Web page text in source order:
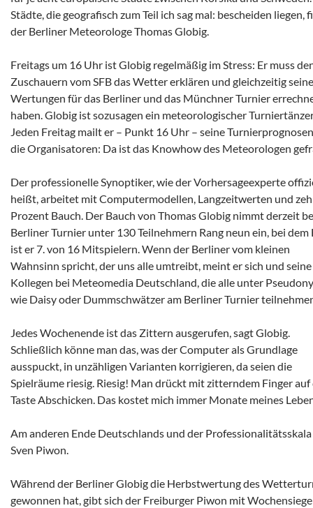
Städte, die geografisch zum Teil ich sag mal: bescheiden liegen,
der Berliner Meteorologe Thomas Globig.
Freitags um 16 Uhr ist Globig regelmäßig im Stress: Er muss
Zuschauern vom SFB das Wetter erklären und gleichzeitig seine
Wertungen für das Berliner und das Münchner Turnier
haben. Globig ist sozusagen ein meteorologischer
Jeden Freitag mailt er – Punkt 16 Uhr – seine
die Organisatoren: Da ist das Knowhow des Meteorologen
Der professionelle Synoptiker, wie der Vorhersageexperte
heißt, arbeitet mit Computermodellen, Langzeitwerten und
Prozent Bauch. Der Bauch von Thomas Globig nimmt derzeit
Berliner Turnier unter 130 Teilnehmern Rang neun ein, bei dem
ist er 7. von 16 Mitspielern. Wenn der Berliner vom kleinen
Wahnsinn spricht, der uns alle umtreibt, meint er sich und
Kollegen bei Meteomedia Deutschland, die alle unter
wie Daisy oder Dummschwätzer am Berliner Turnier
Jedes Wochenende ist das Zittern ausgerufen, sagt Globig.
Schließlich könne man das, was der Computer als Grundlage
ausspuckt, in unzähligen Varianten korrigieren, da seien die
Spielräume riesig. Riesig! Man drückt mit zitterndem Finger auf
Taste Abschicken. Das kostet mich immer Monate meines
Am anderen Ende Deutschlands und der
Sven Piwon.
Während der Berliner Globig die Herbstwertung des
gewonnen hat, gibt sich der Freiburger Piwon mit